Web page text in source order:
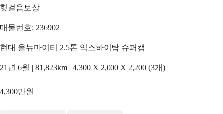
헛걸음보상
매물번호: 236902
현대 올뉴마이티 2.5톤 익스하이탑 슈퍼캡
21년 6월 | 81,823km | 4,300 X 2,000 X 2,200 (3개)
4,300만원